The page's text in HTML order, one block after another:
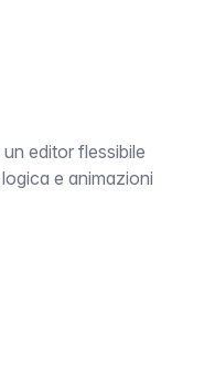
editor flessibile
e animazioni